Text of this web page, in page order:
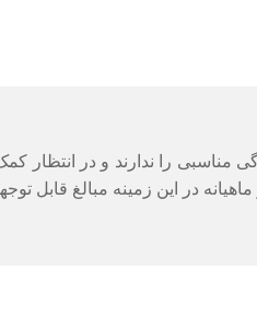
را ندارند و در انتظار کمک
در این زمینه مبالغ قابل